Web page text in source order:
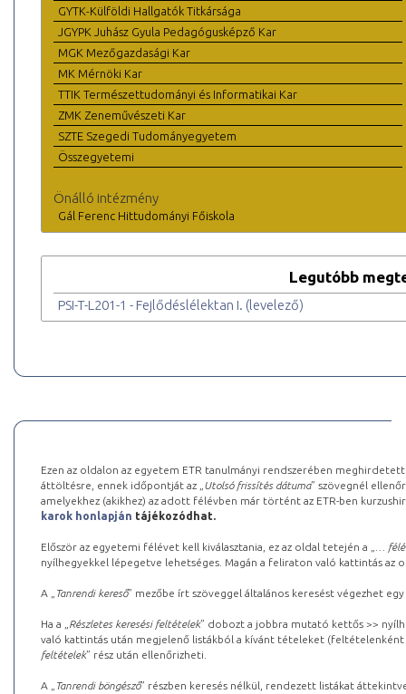
GYTK-Külföldi Hallgatók Titkársága
JGYPK Juhász Gyula Pedagógusképző Kar
MGK Mezőgazdasági Kar
MK Mérnöki Kar
TTIK Természettudományi és Informatikai Kar
ZMK Zeneművészeti Kar
SZTE Szegedi Tudományegyetem
Összegyetemi
Önálló intézmény
Gál Ferenc Hittudományi Főiskola
Legutóbb
PSI-T-L201-1 - Fejlődéslélektan I. (levelező)
Ezen az oldalon az egyetem ETR tanulmányi rendszerében
áttöltésre, ennek időpontját az „ Utolsó frissítés dátuma” szövegnél
amelyekhez (akikhez) az adott félévben már történt az ETR-ben
karok honlapján tájékozódhat.
Először az egyetemi félévet kell kiválasztania, ez az oldal tetején a „
…
nyílhegyekkel lépegetve lehetséges. Magán a feliraton való kattintás az
A „ Tanrendi kereső” mezőbe írt szöveggel általános keresést végezhet
Ha a „ Részletes keresési feltételek” dobozt a jobbra mutató kettős >>
való kattintás után megjelenő listákból a kívánt tételeket (feltételenként
feltételek” rész után ellenőrizheti.
A „ Tanrendi böngésző” részben keresés nélkül, rendezett listákat